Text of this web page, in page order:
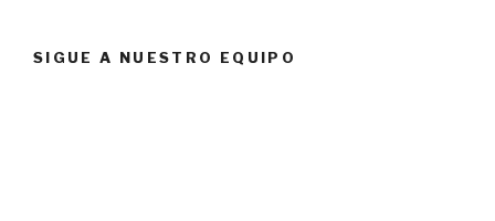
SIGUE A NUESTRO EQUIPO